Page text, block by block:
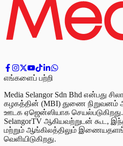
எங்களைப் பற்றி
Media Selangor Sdn Bhd என்பது
கழகத்தின் (MBI) துணை நிறுவனம்
ஊடக ஏஜென்ஸியாக செயல்படுகிறது.
SelangorTV ஆகியவற்றுடன் கூட,
மற்றும் ஆங்கிலத்திலும்
வெளியிடுகிறது.